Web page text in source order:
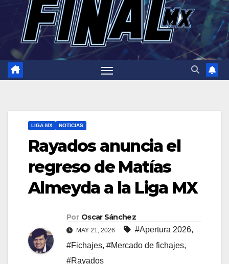
LIGA MX NOTICIAS
Rayados anuncia el
regreso de Matías
Almeyda a la Liga MX
Por Oscar Sánchez
MAY 21, 2026 #Apertura 2026,
#Fichajes, #Mercado de fichajes,
#Rayados